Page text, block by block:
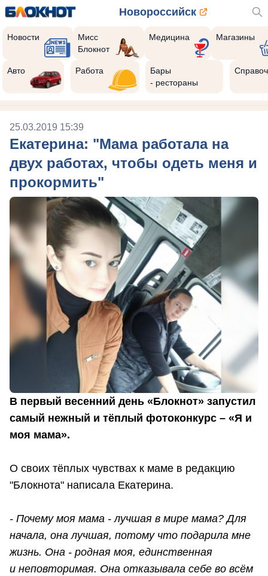
Новороссийск
Новости
Мисс
Блокнот
Медицина Магазины
Авто Работа
Бары
- рестораны
25.03.2019 15:39
Екатерина: "Мама работала на
двух работах, чтобы одеть меня и
прокормить"
В первый весенний день «Блокнот» запустил
самый нежный и тёплый фотоконкурс – «Я и
моя мама».
О своих тёплых чувствах к маме в редакцию
"Блокнота" написала Екатерина.
- Почему моя мама - лучшая в мире мама? Для
начала, она лучшая, потому что подарила мне
жизнь. Она - родная моя, единственная
и неповторимая. Она отказывала себе во всём